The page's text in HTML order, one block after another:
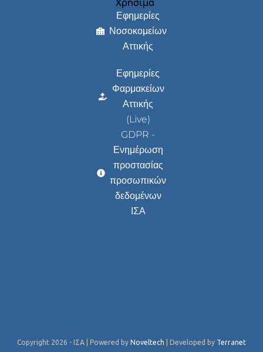
Εφημερίες
Νοσοκομείων
Αττικής
Εφημερίες
Φαρμακείων
Αττικής
(Live)
GDPR -
Ενημέρωση
προστασίας
προσωπικών
δεδομένων
ΙΣΑ
Copyright 2026 - ΙΣΑ | Powered by Noveltech | Developed by Terranet